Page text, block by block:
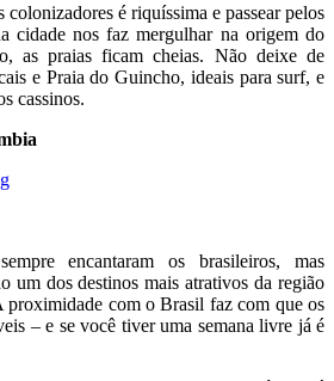
colonizadores é riquíssima e passear pelos
cidade nos faz mergulhar na origem do
as praias ficam cheias. Não deixe de
e Praia do Guincho, ideais para surf, e
cassinos.
encantaram os brasileiros, mas
um dos destinos mais atrativos da região
proximidade com o Brasil faz com que os
– e se você tiver uma semana livre já é